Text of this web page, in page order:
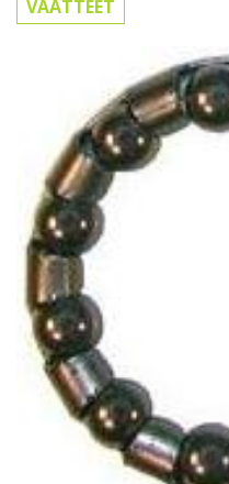
VAATTEET